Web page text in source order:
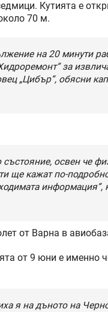
Кутията е
70 м.
на 20 минути
за
„Цибър”, обясни
освен че
ще кажат по-
информация”,
от Варна в
от 9 юни е именно
я на дъното на